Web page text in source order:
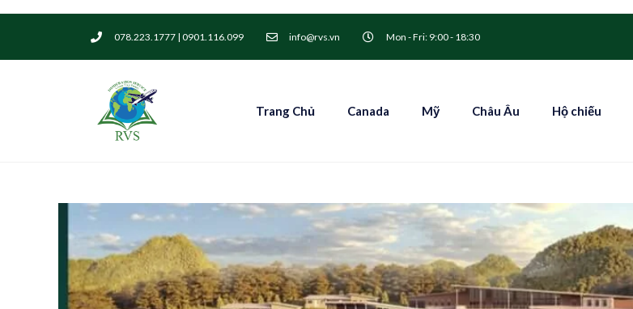
078.223.1777 | 0901.116.099 info@rvs.vn Mon - Fri: 9:00 - 18:30
Trang Chủ Canada Mỹ Châu Âu Hộ chiếu